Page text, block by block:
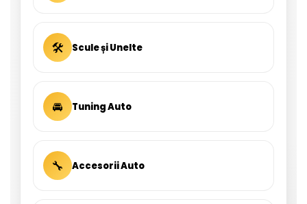
🛠 Scule și Unelte
🚘 Tuning Auto
🔧 Accesorii Auto